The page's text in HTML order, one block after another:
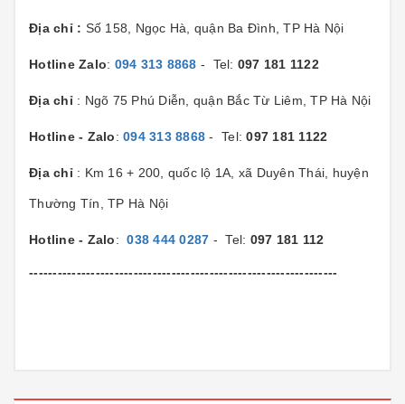
Địa chỉ : Số 158, Ngọc Hà, quận Ba Đình, TP Hà Nội
Hotline Zalo: 094 313 8868 - Tel: 097 181 1122
Địa chỉ : Ngõ 75 Phú Diễn, quận Bắc Từ Liêm, TP Hà Nội
Hotline - Zalo: 094 313 8868 - Tel:097 181 1122
Địa chỉ : Km 16 + 200, quốc lộ 1A, xã Duyên Thái, huyện
Thường Tín, TP Hà Nội
Hotline - Zalo:038 444 0287 - Tel: 097 181 112
-----------------------------------------------------------------